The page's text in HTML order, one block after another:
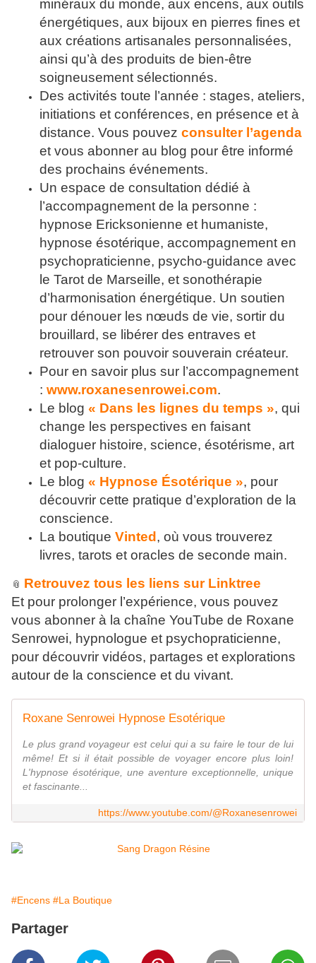
minéraux du monde, aux encens, aux outils
énergétiques, aux bijoux en pierres fines et
aux créations artisanales personnalisées,
ainsi qu’à des produits de bien-être
soigneusement sélectionnés.
Des activités toute l’année : stages, ateliers,
initiations et conférences, en présence et à
distance. Vous pouvez consulter l’agenda
et vous abonner au blog pour être informé
des prochains événements.
Un espace de consultation dédié à
l’accompagnement de la personne :
hypnose Ericksonienne et humaniste,
hypnose ésotérique, accompagnement en
psychopraticienne, psycho-guidance avec
le Tarot de Marseille, et sonothérapie
d’harmonisation énergétique. Un soutien
pour dénouer les nœuds de vie, sortir du
brouillard, se libérer des entraves et
retrouver son pouvoir souverain créateur.
Pour en savoir plus sur l’accompagnement
: www.roxanesenrowei.com.
Le blog « Dans les lignes du temps », qui
change les perspectives en faisant
dialoguer histoire, science, ésotérisme, art
et pop-culture.
Le blog « Hypnose Ésotérique », pour
découvrir cette pratique d’exploration de la
conscience.
La boutique Vinted , où vous trouverez
livres, tarots et oracles de seconde main.
📎 Retrouvez tous les liens sur Linktree
Et pour prolonger l’expérience, vous pouvez
vous abonner à la chaîne YouTube de Roxane
Senrowei, hypnologue et psychopraticienne,
pour découvrir vidéos, partages et explorations
autour de la conscience et du vivant.
Roxane Senrowei Hypnose Esotérique
Le plus grand voyageur est celui qui a su faire le tour de lui
même! Et si il était possible de voyager encore plus loin!
L'hypnose ésotérique, une aventure exceptionnelle, unique
et fascinante...
https://www.youtube.com/@Roxanesenrowei
#Encens #La Boutique
Partager